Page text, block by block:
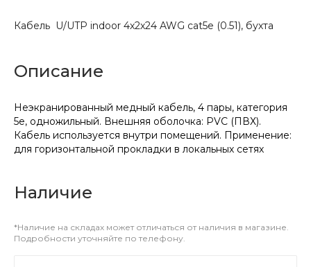
Кабель U/UTP indoor 4х2х24 AWG cat5e (0.51), бухта
Описание
Неэкранированный медный кабель, 4 пары, категория
5е, одножильный. Внешняя оболочка: PVC (ПВХ).
Кабель используется внутри помещений. Применение:
для горизонтальной прокладки в локальных сетях
Наличие
*Наличие на складах может отличаться от наличия в магазине.
Подробности уточняйте по телефону.